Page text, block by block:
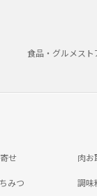
食品・グルメスト
せ 肉お
みつ 調味